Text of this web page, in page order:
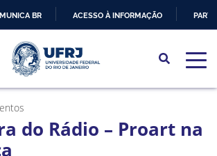
PARA
O
CONTEÚDO
BR ACESSO À INFORMAÇÃO
do Rádio – Proart na